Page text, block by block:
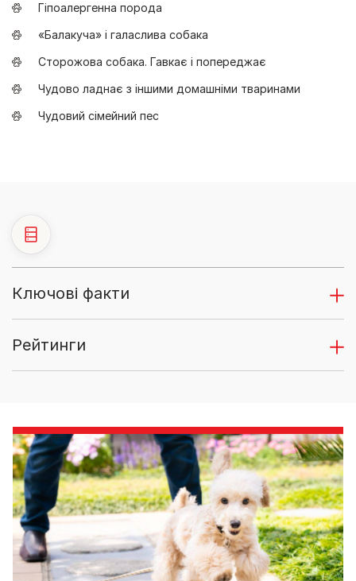
Гіпоалергенна порода
«Балакуча» і галаслива собака
Сторожова собака. Гавкає і попереджає
Чудово ладнає з іншими домашніми тваринами
Чудовий сімейний пес
Ключові факти
Рейтинги